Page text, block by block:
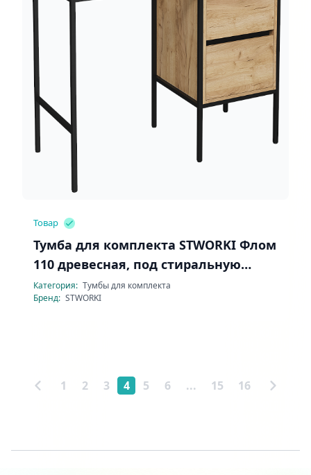
Товар
Тумба для комплекта STWORKI Флом
110 древесная, под стиральную
машину
Категория: Тумбы для комплекта
Бренд: STWORKI
1 2 3 4 5 6 ... 15 16